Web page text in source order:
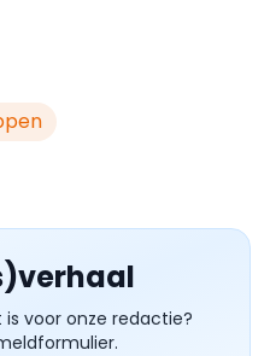
voor onze redactie?